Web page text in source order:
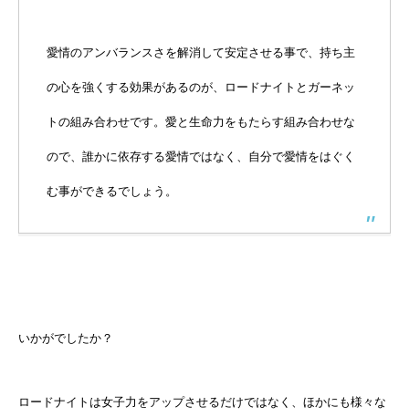
愛情のアンバランスさを解消して安定させる事で、持ち主
の心を強くする効果があるのが、ロードナイトとガーネッ
トの組み合わせです。愛と生命力をもたらす組み合わせな
ので、誰かに依存する愛情ではなく、自分で愛情をはぐく
む事ができるでしょう。
いかがでしたか？
ロードナイトは女子力をアップさせるだけではなく、ほかにも様々な